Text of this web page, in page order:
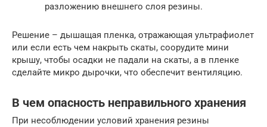
разложению внешнего слоя резины.
Решение – дышащая пленка, отражающая ультрафиолет
или если есть чем накрыть скаты, соорудите мини
крышу, чтобы осадки не падали на скаты, а в пленке
сделайте микро дырочки, что обеспечит вентиляцию.
В чем опасность неправильного хранения
При несоблюдении условий хранения резины